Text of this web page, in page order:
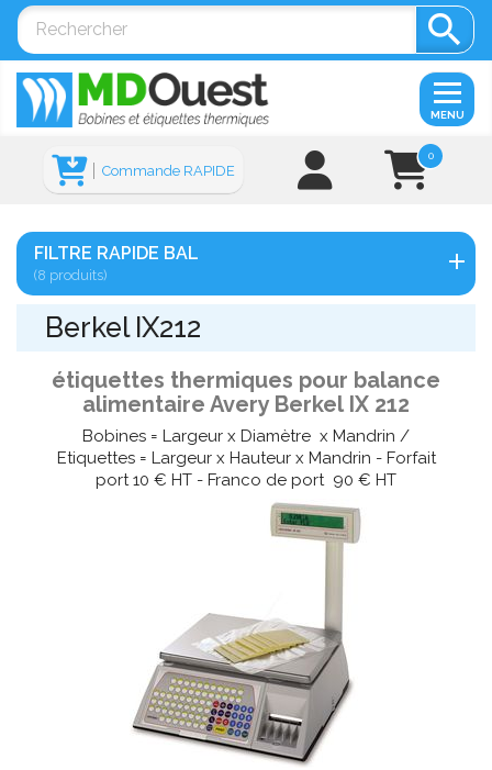

0
Commande RAPIDE
MENU
FILTRE RAPIDE BAL
(8 produits)
Berkel IX212
étiquettes thermiques pour balance
alimentaire Avery Berkel IX 212
Bobines = Largeur x Diamètre x Mandrin /
Etiquettes = Largeur x Hauteur x Mandrin - Forfait
port 10 € HT - Franco de port 90 € HT